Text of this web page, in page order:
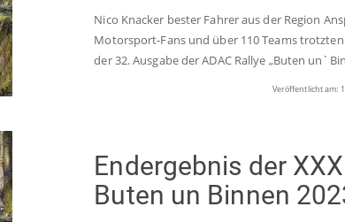
Nico Knacker bester Fahrer aus der Region
Motorsport-Fans und über 110 Teams
der 32. Ausgabe der ADAC Rallye „Buten
Veröffentlicht am:
Endergebnis der
Buten un Binnen